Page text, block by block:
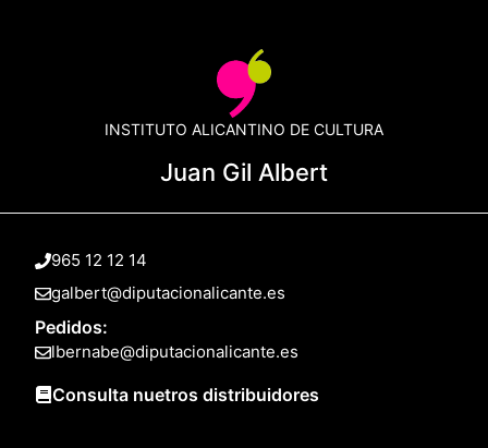
INSTITUTO ALICANTINO DE CULTURA
Juan Gil Albert
965 12 12 14
galbert@diputacionalicante.es
Pedidos:
lbernabe@diputacionalicante.es
Consulta nuetros distribuidores